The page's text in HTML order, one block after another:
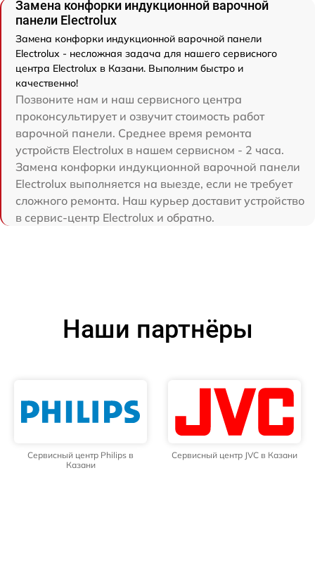
Замена конфорки индукционной варочной
панели Electrolux
Замена конфорки индукционной варочной панели
Electrolux - несложная задача для нашего сервисного
центра Electrolux в Казани. Выполним быстро и
качественно!
Позвоните нам и наш сервисного центра
проконсультирует и озвучит стоимость работ
варочной панели. Среднее время ремонта
устройств Electrolux в нашем сервисном - 2 часа.
Замена конфорки индукционной варочной панели
Electrolux выполняется на выезде, если не требует
сложного ремонта. Наш курьер доставит устройство
в сервис-центр Electrolux и обратно.
Наши партнёры
Сервисный центр Philips в
Казани
Сервисный центр JVC в Казани